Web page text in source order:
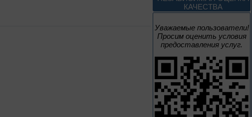
КАЧЕСТВА
Уважаемые пользователи!
Просим оценить условия
предоставления услуг.
1 – 31 августа
Новые книги – новые
знания
Книги из серии
«Военный дневник»